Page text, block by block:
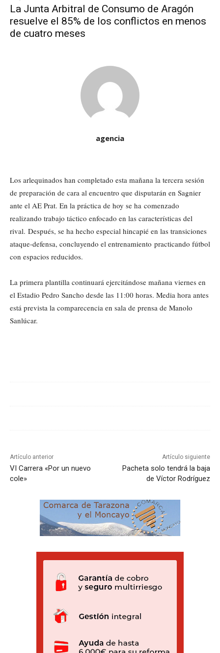
La Junta Arbitral de Consumo de Aragón
resuelve el 85% de los conflictos en menos
de cuatro meses
agencia
Los arlequinados han completado esta mañana la tercera sesión
de preparación de cara al encuentro que disputarán en Sagnier
ante el AE Prat. En la práctica de hoy se ha comenzado
realizando trabajo táctico enfocado en las características del
rival. Después, se ha hecho especial hincapié en las transiciones
ataque-defensa, concluyendo el entrenamiento practicando fútbol
con espacios reducidos.
La primera plantilla continuará ejercitándose mañana viernes en
el Estadio Pedro Sancho desde las 11:00 horas. Media hora antes
está prevista la comparecencia en sala de prensa de Manolo
Sanlúcar.
Artículo anterior
VI Carrera «Por un nuevo
cole»
Artículo siguiente
Pacheta solo tendrá la baja
de Víctor Rodríguez